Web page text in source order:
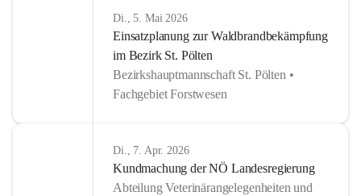
Di., 5. Mai 2026
Einsatzplanung zur Waldbrandbekämpfung
im Bezirk St. Pölten
Bezirkshauptmannschaft St. Pölten •
Fachgebiet Forstwesen
Di., 7. Apr. 2026
Kundmachung der NÖ Landesregierung
Abteilung Veterinärangelegenheiten und